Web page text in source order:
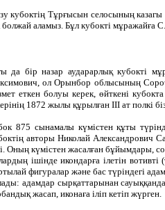
кубоктің Тұрғысын селосының казагы
болжай аламыз. Бұл кубокті
да бір назар аударарлық кубокті
ол Орынбор облысының
еткен болуы керек, өйткені
1872 жылы құрылған ІІІ ат полкі
875 сынамалы күмістен құты
авторы Николай Александрович
Оның күмістен жасалған бұйымдары,
ішінде икондарға ілетін
фигуралар және бас түріндегі
адамдар сырқаттарынан
жасап, иконаға іліп кетіп жүрген.